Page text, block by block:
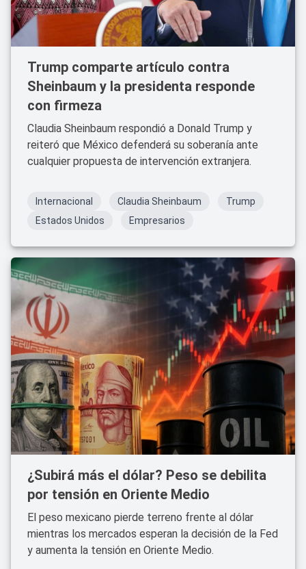
Trump comparte artículo contra
Sheinbaum y la presidenta responde
con firmeza
Claudia Sheinbaum respondió a Donald Trump y
reiteró que México defenderá su soberanía ante
cualquier propuesta de intervención extranjera.
Internacional Claudia Sheinbaum
Trump
Estados Unidos
Empresarios
¿Subirá más el dólar? Peso se debilita
por tensión en Oriente Medio
El peso mexicano pierde terreno frente al dólar
mientras los mercados esperan la decisión de la Fed
y aumenta la tensión en Oriente Medio.